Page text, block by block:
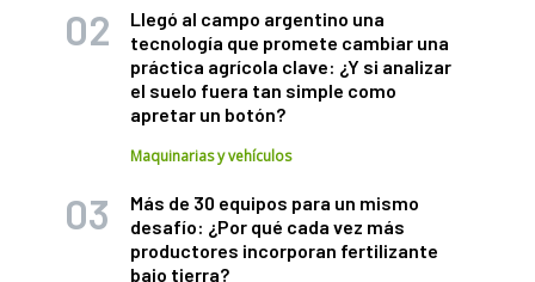
Llegó al campo argentino una
tecnología que promete cambiar una
práctica agrícola clave: ¿Y si analizar
el suelo fuera tan simple como
apretar un botón?
Maquinarias y vehículos
Más de 30 equipos para un mismo
desafío: ¿Por qué cada vez más
productores incorporan fertilizante
bajo tierra?